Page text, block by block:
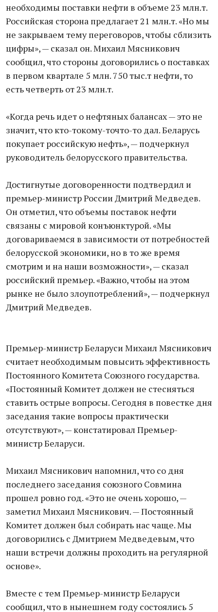
необходимы поставки нефти в объеме 23 млн.т.
Российская сторона предлагает 21 млн.т. «Но мы
не закрываем тему переговоров, чтобы сблизить
цифры», — сказал он. Михаил Мясникович
сообщил, что стороны договорились о поставках
в первом квартале 5 млн. 750 тыс.т нефти, то
есть четверть от 23 млн.т.
«Когда речь идет о нефтяных балансах — это не
значит, что кто-токому-точто-то дал. Беларусь
покупает российскую нефть», — подчеркнул
руководитель белорусского правительства.
Достигнутые договоренности подтвердил и
премьер-министр России Дмитрий Медведев.
Он отметил, что объемы поставок нефти
связаны с мировой конъюнктурой. «Мы
договариваемся в зависимости от потребностей
белорусской экономики, но в то же время
смотрим и на наши возможности», — сказал
российский премьер. «Важно, чтобы на этом
рынке не было злоупотреблений», — подчеркнул
Дмитрий Медведев.
Премьер-министр Беларуси Михаил Мясникович
считает необходимым повысить эффективность
Постоянного Комитета Союзного государства.
«Постоянный Комитет должен не стесняться
ставить острые вопросы. Сегодня в повестке дня
заседания такие вопросы практически
отсутствуют», — констатировал Премьер-
министр Беларуси.
Михаил Мясникович напомнил, что со дня
последнего заседания союзного Совмина
прошел ровно год. «Это не очень хорошо, —
заметил Михаил Мясникович. — Постоянный
Комитет должен был собирать нас чаще. Мы
договорились с Дмитрием Медведевым, что
наши встречи должны проходить на регулярной
основе».
Вместе с тем Премьер-министр Беларуси
сообщил, что в нынешнем году состоялись 5